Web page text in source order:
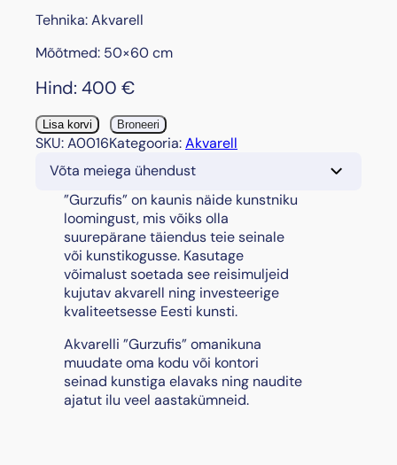
Tehnika: Akvarell
Mõõtmed: 50×60 cm
Hind: 400 €
”
G
Lisa korvi Broneeri
SKU:A0016Kategooria:Akvarell
Võta meiega ühendust
”Gurzufis” on kaunis näide kunstniku
loomingust, mis võiks olla
suurepärane täiendus teie seinale
või kunstikogusse. Kasutage
võimalust soetada see reisimuljeid
kujutav akvarell ning investeerige
kvaliteetsesse Eesti kunsti.
Akvarelli ”Gurzufis” omanikuna
muudate oma kodu või kontori
seinad kunstiga elavaks ning naudite
ajatut ilu veel aastakümneid.